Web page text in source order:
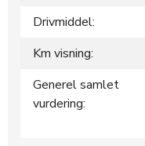
Drivmiddel:
Km visning:
Generel samlet
vurdering: